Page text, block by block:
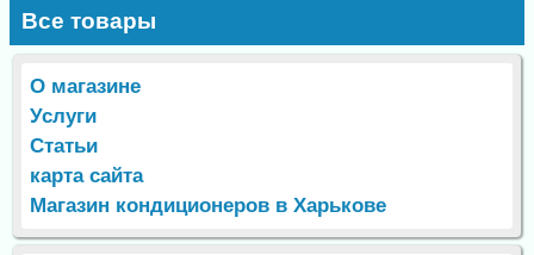
Все товары
О магазине
Услуги
Статьи
карта сайта
Магазин кондиционеров в Харькове